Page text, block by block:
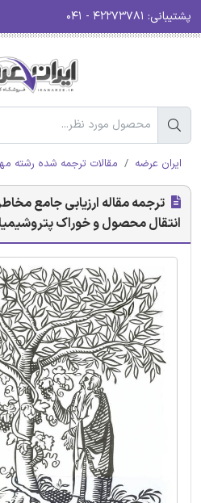
پشتیبانی:
ایران عرضه مقالات ترجمه شده رشته
ترجمه مقاله ارزیابی جامع
انتقال محصول و خوراک